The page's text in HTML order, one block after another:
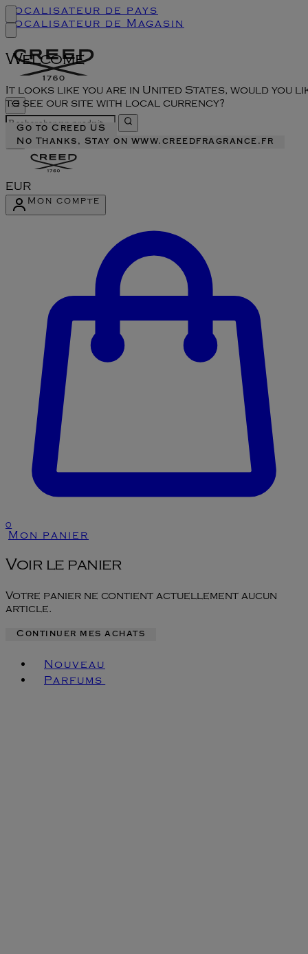
Welcome
It looks like you are in United States, would you
to see our site with local currency?
Go to Creed US
No Thanks, Stay on www.creedfragrance.fr
Localisateur de pays
Localisateur de Magasin
EUR
Mon compte
0
Mon panier
Voir le panier
Votre panier ne contient actuellement aucun
article.
Continuer mes achats
Nouveau
Parfums